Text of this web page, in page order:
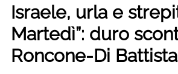
Israele, urla e
Martedì”: duro
Roncone-Di Battista